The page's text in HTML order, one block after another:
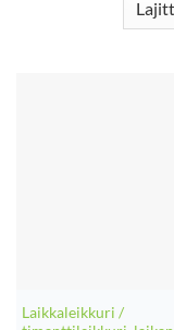
Laikkaleikkuri /